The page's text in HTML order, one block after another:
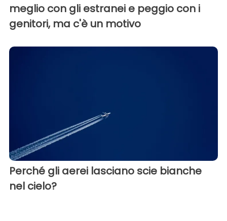
meglio con gli estranei e peggio con i
genitori, ma c'è un motivo
Perché gli aerei lasciano scie bianche
nel cielo?